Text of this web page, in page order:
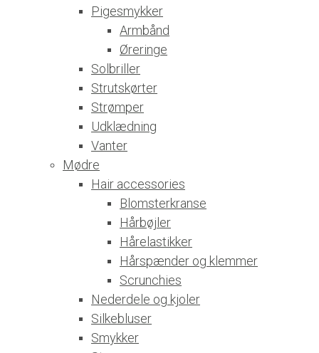
Pigesmykker
Armbånd
Øreringe
Solbriller
Strutskørter
Strømper
Udklædning
Vanter
Mødre
Hair accessories
Blomsterkranse
Hårbøjler
Hårelastikker
Hårspænder og klemmer
Scrunchies
Nederdele og kjoler
Silkebluser
Smykker